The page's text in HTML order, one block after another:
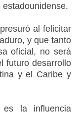
al felicitar
y que tanto
oficial, no será
futuro desarrollo
y el Caribe y
la influencia